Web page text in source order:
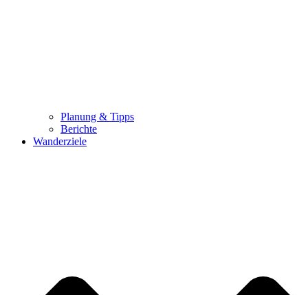
Planung & Tipps
Berichte
Wanderziele